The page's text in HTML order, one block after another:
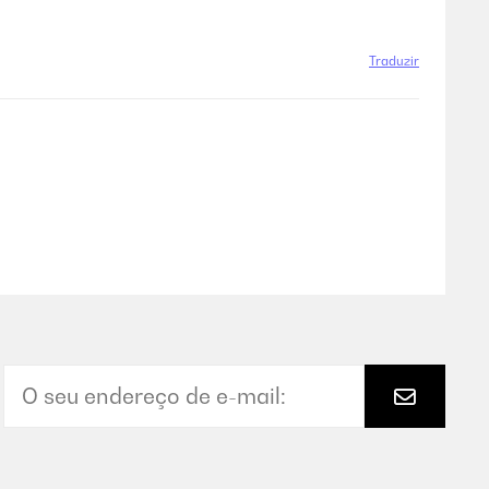
Traduzir